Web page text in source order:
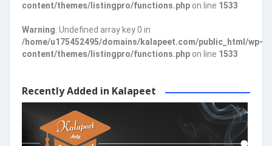
content/themes/listingpro/functions.php on line 1533
Warning: Undefined array key 0 in
/home/u175452495/domains/kalapeet.com/public_html/wp-
content/themes/listingpro/functions.php on line 1533
Recently Added in Kalapeet